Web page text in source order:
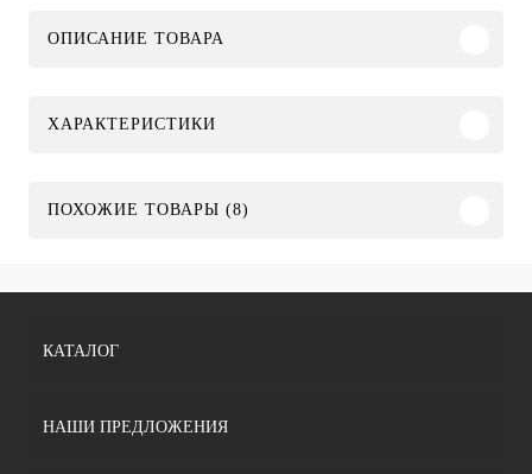
ОПИСАНИЕ ТОВАРА
ХАРАКТЕРИСТИКИ
ПОХОЖИЕ ТОВАРЫ (8)
КАТАЛОГ
НАШИ ПРЕДЛОЖЕНИЯ